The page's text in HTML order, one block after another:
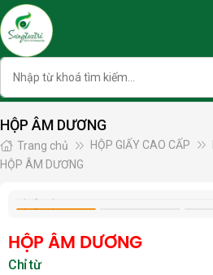
Skip
to
content
HỘP ÂM DƯƠNG
Trang chủ HỘP GIẤY CAO CẤP
HỘP ÂM DƯƠNG
HỘP ÂM DƯƠNG